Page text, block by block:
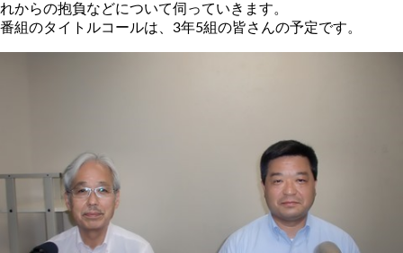
れからの抱負などについて伺っていきます。
番組のタイトルコールは、3年5組の皆さんの予定です。